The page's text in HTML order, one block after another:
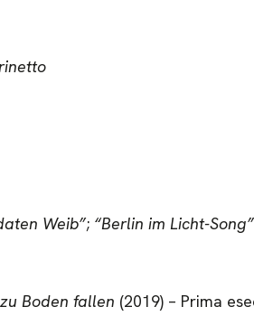
Weib”; “Berlin im Licht-Song”
Boden fallen (2019) – Prima